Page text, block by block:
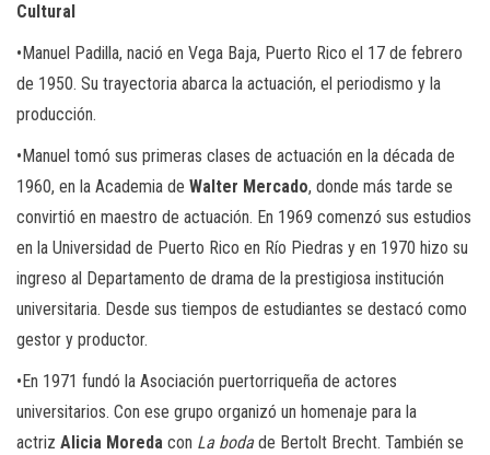
Cultural
•Manuel Padilla, nació en Vega Baja, Puerto Rico el 17 de febrero
de 1950. Su trayectoria abarca la actuación, el periodismo y la
producción.
•Manuel tomó sus primeras clases de actuación en la década de
1960, en la Academia de Walter Mercado, donde más tarde se
convirtió en maestro de actuación. En 1969 comenzó sus estudios
en la Universidad de Puerto Rico en Río Piedras y en 1970 hizo su
ingreso al Departamento de drama de la prestigiosa institución
universitaria. Desde sus tiempos de estudiantes se destacó como
gestor y productor.
•En 1971 fundó la Asociación puertorriqueña de actores
universitarios. Con ese grupo organizó un homenaje para la
actriz Alicia Moreda con La bodade Bertolt Brecht. También se